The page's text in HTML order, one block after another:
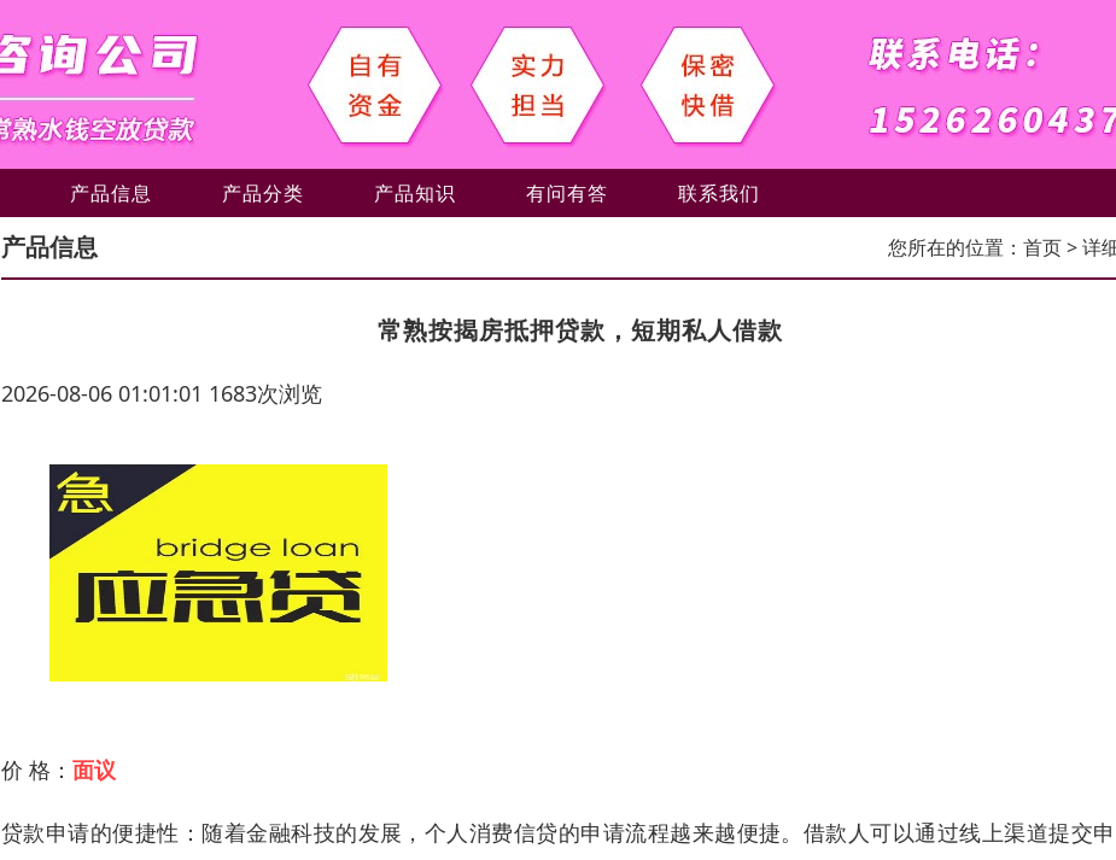
产品信息 产品分类 产品知识 有问有答 联系我们
产品信息 您所在的位置： 首页> 详
常熟按揭房抵押贷款，短期私人借款
2026-08-06 01:01:01 1683次浏览
价 格： 面议
贷款申请的便捷性：随着金融科技的发展，个人消费信贷的申请流程越来越便捷。借款人可以通过线上渠道提交